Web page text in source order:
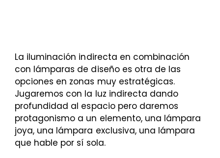
La iluminación indirecta en combinación
con lámparas de diseño es otra de las
opciones en zonas muy estratégicas.
Jugaremos con la luz indirecta dando
profundidad al espacio pero daremos
protagonismo a un elemento, una lámpara
joya, una lámpara exclusiva, una lámpara
que hable por sí sola.